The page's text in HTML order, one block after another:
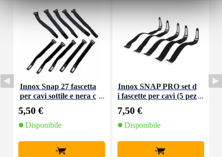
Innox Snap 27 fascetta
per cavi sottile e nera c
(10 pezzi)
5,50 €
Disponibile
+
Innox SNAP PRO set d
i fascette per cavi (5 pez
7,50 €
Disponibile
+